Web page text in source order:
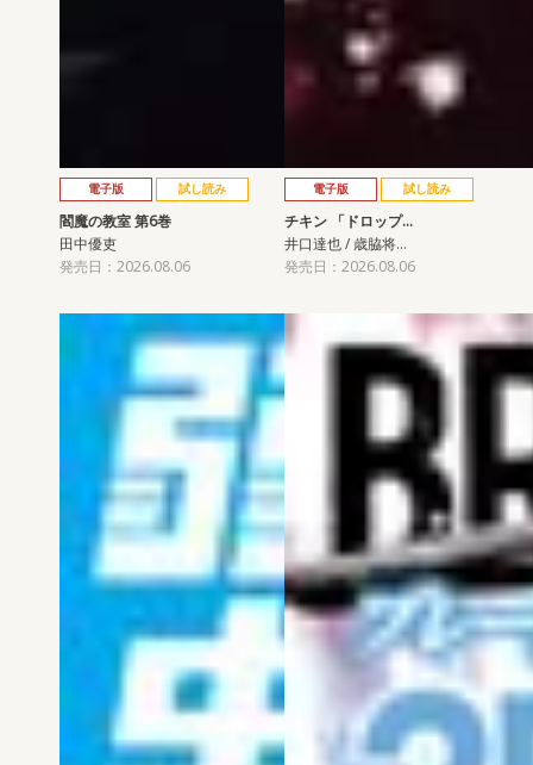
電子版 試し読み
閻魔の教室 第6巻
田中優吏
発売日：2026.08.06
電子版 試し読み
チキン 「ドロップ…
井口達也 / 歳脇将…
発売日：2026.08.06